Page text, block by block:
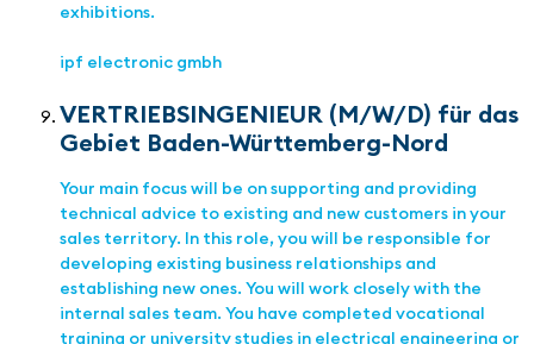
exhibitions.
ipf electronic gmbh
VERTRIEBSINGENIEUR (M/W/D) für das
Gebiet Baden-Württemberg-Nord
Your main focus will be on supporting and providing
technical advice to existing and new customers in your
sales territory. In this role, you will be responsible for
developing existing business relationships and
establishing new ones. You will work closely with the
internal sales team. You have completed vocational
training or university studies in electrical engineering or